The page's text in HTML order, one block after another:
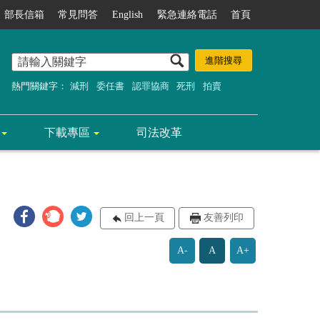
部長信箱 常見問答 English 緊急連絡電話 首頁
熱門關鍵字： 減刑 委任書 認罪協商 死刑 拍賣
下載專區 司法改革
回上一頁 友善列印
A- A A+